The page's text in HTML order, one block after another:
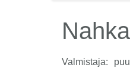
Valmistaja: